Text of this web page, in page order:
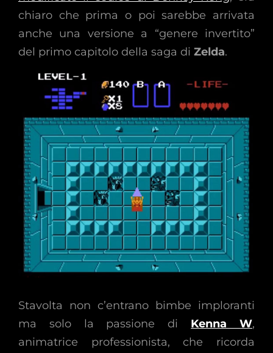
chiaro che prima o poi sarebbe arrivata
anche una versione a “genere invertito”
del primo capitolo della saga di Zelda.
Stavolta non c’entrano bimbe imploranti
ma solo la passione di Kenna W,
animatrice professionista, che ricorda